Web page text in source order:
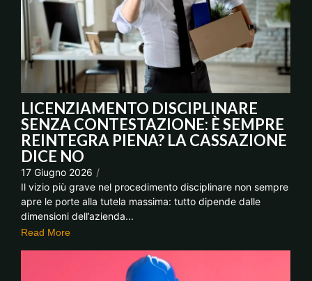
LICENZIAMENTO DISCIPLINARE
SENZA CONTESTAZIONE: È SEMPRE
REINTEGRA PIENA? LA CASSAZIONE
DICE NO
17 Giugno 2026 /
Il vizio più grave nel procedimento disciplinare non sempre
apre le porte alla tutela massima: tutto dipende dalle
dimensioni dell’azienda...
Read More